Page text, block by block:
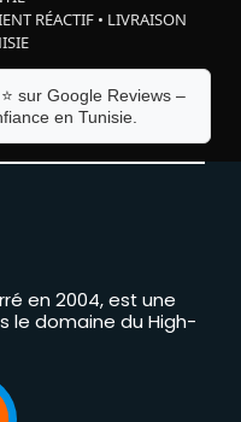
RÉACTIF • LIVRAISON
sur Google Reviews –
en Tunisie.
en 2004, est une
le domaine du High-